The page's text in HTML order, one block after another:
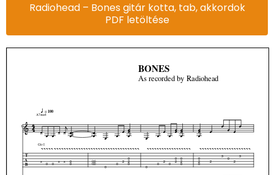
Radiohead – Bones gitár kotta, tab, akkordok
PDF letöltése